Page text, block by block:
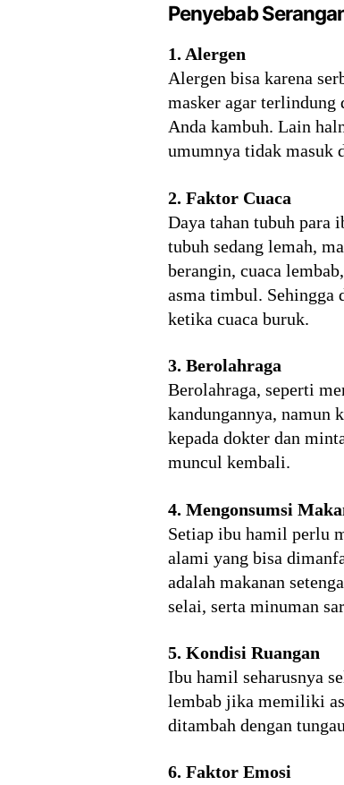
Penyebab
1. Alergen
Alergen bisa karena
masker agar terlindung
Anda kambuh. Lain
umumnya tidak masuk
2. Faktor Cuaca
Daya tahan tubuh para
tubuh sedang lemah,
berangin, cuaca
asma timbul. Sehingga
ketika cuaca buruk.
3. Berolahraga
Berolahraga, seperti
kandungannya, namun
kepada dokter dan
muncul kembali.
4. Mengonsumsi
Setiap ibu hamil perlu
alami yang bisa
adalah makanan
selai, serta minuman
5. Kondisi Ruangan
Ibu hamil seharusnya
lembab jika memiliki
ditambah dengan
6. Faktor Emosi